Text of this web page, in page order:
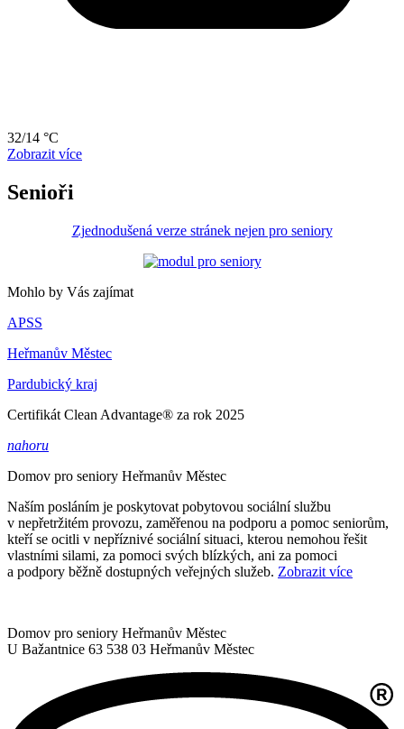
32/14 °C
Zobrazit více
Senioři
Zjednodušená verze stránek nejen pro seniory
Mohlo by Vás zajímat
APSS
Heřmanův Městec
Pardubický kraj
Certifikát Clean Advantage® za rok 2025
nahoru
Domov pro seniory Heřmanův Městec
Naším posláním je poskytovat pobytovou sociální službu
v nepřetržitém provozu, zaměřenou na podporu a pomoc seniorům,
kteří se ocitli v nepříznivé sociální situaci, kterou nemohou řešit
vlastními silami, za pomoci svých blízkých, ani za pomoci
a podpory běžně dostupných veřejných služeb. Zobrazit více
Domov pro seniory Heřmanův Městec
U Bažantnice 63 538 03 Heřmanův Městec